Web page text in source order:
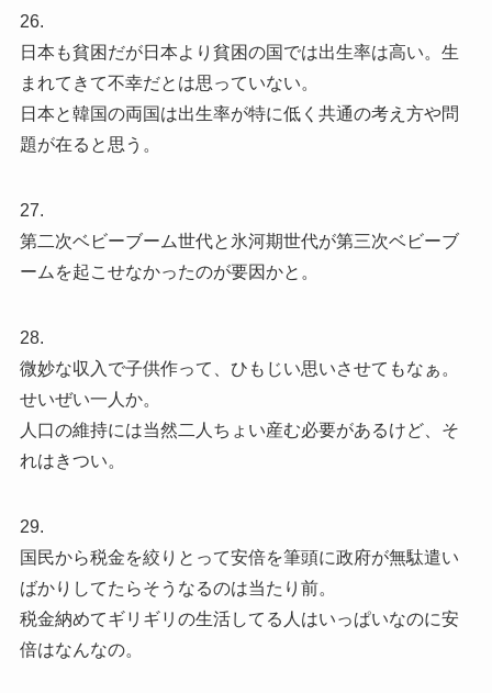
26.
日本も貧困だが日本より貧困の国では出生率は高い。生
まれてきて不幸だとは思っていない。
日本と韓国の両国は出生率が特に低く共通の考え方や問
題が在ると思う。
27.
第二次ベビーブーム世代と氷河期世代が第三次ベビーブ
ームを起こせなかったのが要因かと。
28.
微妙な収入で子供作って、ひもじい思いさせてもなぁ。
せいぜい一人か。
人口の維持には当然二人ちょい産む必要があるけど、そ
れはきつい。
29.
国民から税金を絞りとって安倍を筆頭に政府が無駄遣い
ばかりしてたらそうなるのは当たり前。
税金納めてギリギリの生活してる人はいっぱいなのに安
倍はなんなの。